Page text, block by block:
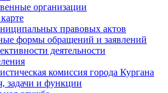
организации
правовых актов
формы обращений и заявлений
деятельности
комиссия города Кургана
задачи и функции